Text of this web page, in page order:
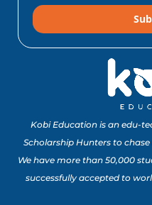
Kobi Education is an edu-
Scholarship Hunters to
We have more than 50,000
successfully accepted to